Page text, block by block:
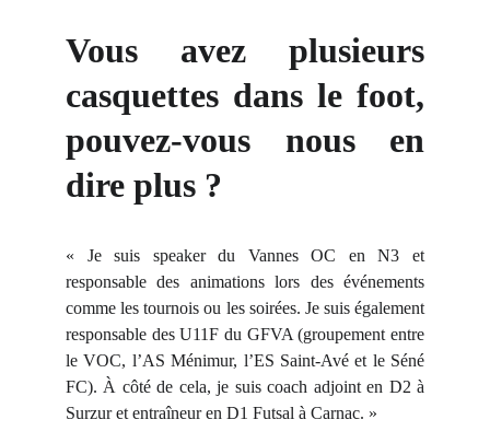
Vous avez plusieurs
casquettes dans le foot,
pouvez-vous nous en
dire plus ?
« Je suis speaker du Vannes OC en N3 et
responsable des animations lors des événements
comme les tournois ou les soirées. Je suis également
responsable des U11F du GFVA (groupement entre
le VOC, l’AS Ménimur, l’ES Saint-Avé et le Séné
FC). À côté de cela, je suis coach adjoint en D2 à
Surzur et entraîneur en D1 Futsal à Carnac. »